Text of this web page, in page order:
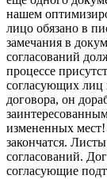
нашем
лицо обязано в
замечания в
согласований
процессе
согласующих лиц
договора, он
измененных мест!
закончатся.
согласований.
согласующие